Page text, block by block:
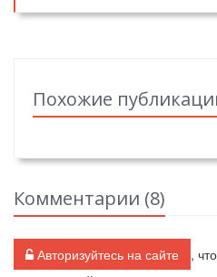
Похожие
Комментарии (8)
Авторизуйтесь на сайте
,